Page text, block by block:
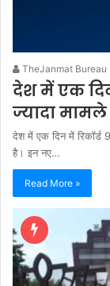
TheJanmat Bureau
देश में एक
ज्यादा
देश में एक दिन में रिकॉर्ड
है। इन नए…
Read More »